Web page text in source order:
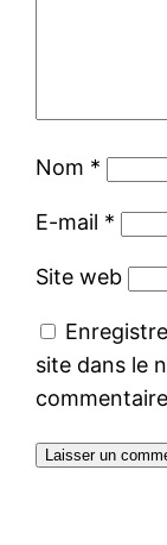
Nom *
E-mail *
Site web
site dans le